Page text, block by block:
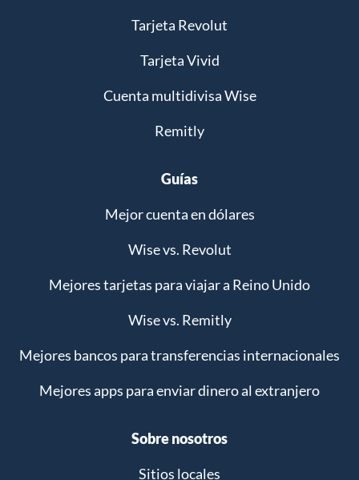
Tarjeta Revolut
Tarjeta Vivid
Cuenta multidivisa Wise
Remitly
Guías
Mejor cuenta en dólares
Wise vs. Revolut
Mejores tarjetas para viajar a Reino Unido
Wise vs. Remitly
Mejores bancos para transferencias internacionales
Mejores apps para enviar dinero al extranjero
Sobre nosotros
Sitios locales